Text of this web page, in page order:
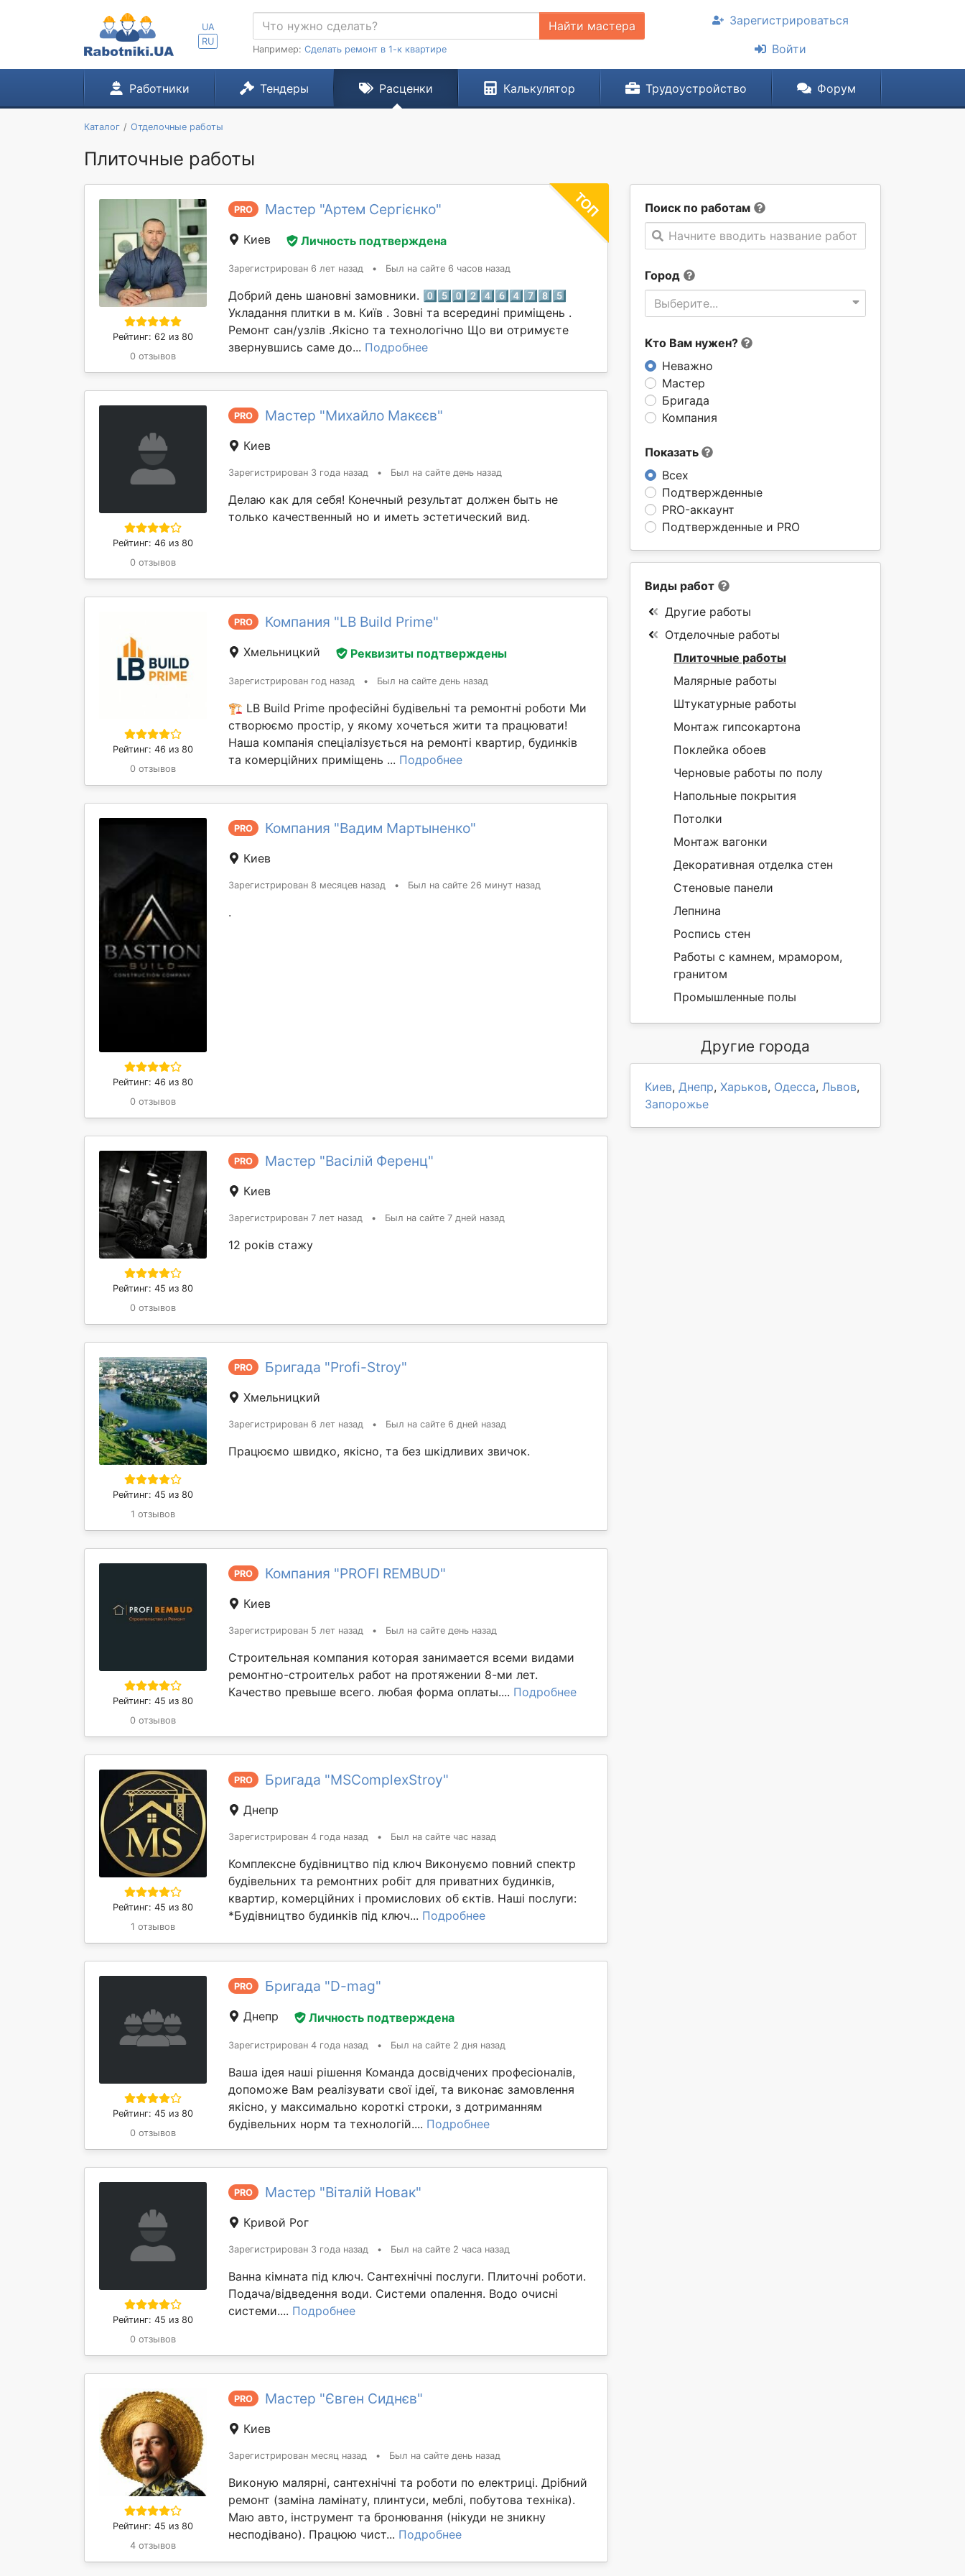
UA
RU
Найти мастера
Например: Сделать ремонт в 1-к квартире
Зарегистрироваться
Войти
Работники Тендеры Расценки Калькулятор Трудоустройство Форум
Каталог Отделочные работы
Плиточные работы
Поиск по работам
Начните вводить название работы
Город
Выберите...
Кто Вам нужен?
Неважно
Мастер
Бригада
Компания
Показать
Всех
Подтвержденные
PRO-аккаунт
Подтвержденные и PRO
Рейтинг: 62 из 80
0 отзывов
PRO Мастер "Артем Сергієнко"
Киев Личность подтверждена
Зарегистрирован 6 лет назад • Был на сайте 6 часов назад
Добрий день шановні замовники. 0️⃣5️⃣0️⃣2️⃣4️⃣6️⃣4️⃣7️⃣8️⃣5️⃣
Укладання плитки в м. Київ . Зовні та всередині приміщень .
Ремонт сан/узлів .Якісно та технологічно Що ви отримуєте
звернувшись саме до... Подробнее
Рейтинг: 46 из 80
0 отзывов
PRO Мастер "Михайло Макєєв"
Киев
Зарегистрирован 3 года назад • Был на сайте день назад
Делаю как для себя! Конечный результат должен быть не
только качественный но и иметь эстетический вид.
Рейтинг: 46 из 80
0 отзывов
PRO Компания "LB Build Prime"
Хмельницкий Реквизиты подтверждены
Зарегистрирован год назад • Был на сайте день назад
🏗 LB Build Prime професійні будівельні та ремонтні роботи Ми
створюємо простір, у якому хочеться жити та працювати!
Наша компанія спеціалізується на ремонті квартир, будинків
та комерційних приміщень ... Подробнее
Рейтинг: 46 из 80
0 отзывов
PRO Компания "Вадим Мартыненко"
Киев
Зарегистрирован 8 месяцев назад • Был на сайте 26 минут назад
.
Рейтинг: 45 из 80
0 отзывов
PRO Мастер "Васілій Ференц"
Киев
Зарегистрирован 7 лет назад • Был на сайте 7 дней назад
12 років стажу
Рейтинг: 45 из 80
1 отзывов
PRO Бригада "Profi-Stroy"
Хмельницкий
Зарегистрирован 6 лет назад • Был на сайте 6 дней назад
Працюємо швидко, якісно, та без шкідливих звичок.
Рейтинг: 45 из 80
0 отзывов
PRO Компания "PROFI REMBUD"
Киев
Зарегистрирован 5 лет назад • Был на сайте день назад
Строительная компания которая занимается всеми видами
ремонтно-строительх работ на протяжении 8-ми лет.
Качество превыше всего. любая форма оплаты.... Подробнее
Рейтинг: 45 из 80
1 отзывов
PRO Бригада "MSComplexStroy"
Днепр
Зарегистрирован 4 года назад • Был на сайте час назад
Комплексне будівництво під ключ Виконуємо повний спектр
будівельних та ремонтних робіт для приватних будинків,
квартир, комерційних і промислових об єктів. Наші послуги:
*Будівництво будинків під ключ... Подробнее
Рейтинг: 45 из 80
0 отзывов
PRO Бригада "D-mag"
Днепр Личность подтверждена
Зарегистрирован 4 года назад • Был на сайте 2 дня назад
Ваша ідея наші рішення Команда досвідчених професіоналів,
допоможе Вам реалізувати свої ідеї, та виконає замовлення
якісно, у максимально короткі строки, з дотриманням
будівельних норм та технологій.... Подробнее
Рейтинг: 45 из 80
0 отзывов
PRO Мастер "Віталій Новак"
Кривой Рог
Зарегистрирован 3 года назад • Был на сайте 2 часа назад
Ванна кімната під ключ. Сантехнічні послуги. Плиточні роботи.
Подача/відведення води. Системи опалення. Водо очисні
системи.... Подробнее
Рейтинг: 45 из 80
4 отзывов
PRO Мастер "Євген Сиднєв"
Киев
Зарегистрирован месяц назад • Был на сайте день назад
Виконую малярні, сантехнічні та роботи по електриці. Дрібний
ремонт (заміна ламінату, плинтуси, меблі, побутова техніка).
Маю авто, інструмент та бронювання (нікуди не зникну
несподівано). Працюю чист... Подробнее
Виды работ
Другие работы
Отделочные работы
Плиточные работы
Малярные работы
Штукатурные работы
Монтаж гипсокартона
Поклейка обоев
Черновые работы по полу
Напольные покрытия
Потолки
Монтаж вагонки
Декоративная отделка стен
Стеновые панели
Лепнина
Роспись стен
Работы с камнем, мрамором,
гранитом
Промышленные полы
Другие города
Киев, Днепр, Харьков, Одесса, Львов,
Запорожье